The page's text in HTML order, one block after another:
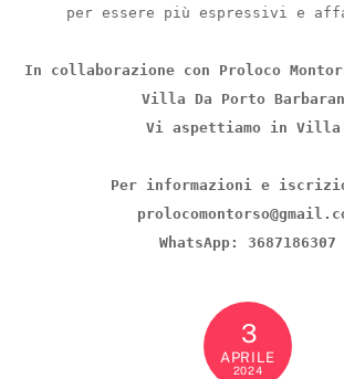
per essere più espressivi e
In collaborazione con Proloco
Villa Da Porto
Vi aspettiamo in
Per informazioni e
WhatsApp: 3687186307
3
APRILE
2024